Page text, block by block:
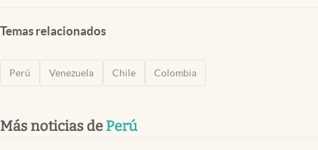
Temas relacionados
Perú Venezuela Chile Colombia
Más noticias de Perú